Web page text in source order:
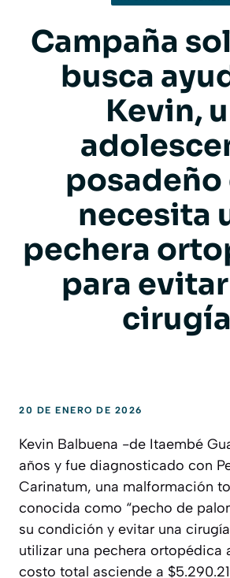
Campaña
busca
Kevin,
posadeño
necesita
pechera
para
cirugía
20 DE ENERO DE 2026
Kevin Balbuena -de Itaembé
años y fue diagnosticado con
Carinatum, una malformación
conocida como “pecho de
su condición y evitar una
utilizar una pechera ortopédica
costo total asciende a